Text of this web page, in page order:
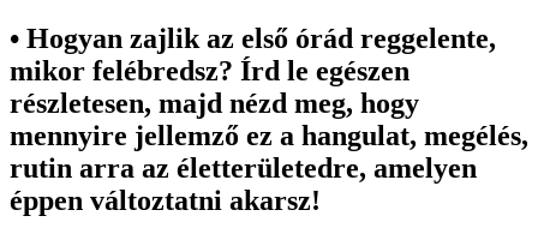
• Hogyan zajlik az első órád reggelente,
mikor felébredsz? Írd le egészen
részletesen, majd nézd meg, hogy
mennyire jellemző ez a hangulat, megélés,
rutin arra az életterületedre, amelyen
éppen változtatni akarsz!